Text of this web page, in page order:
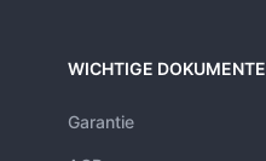
WICHTIGE DOKUMENTE
Garantie